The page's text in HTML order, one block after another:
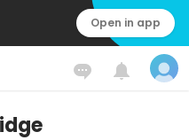
Open in app